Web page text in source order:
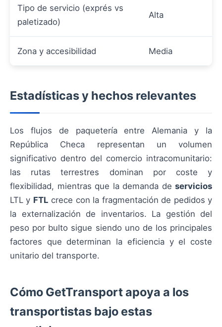
Tipo de servicio (exprés vs
paletizado)
Alta
Zona y accesibilidad Media
Estadísticas y hechos relevantes
Los flujos de paquetería entre Alemania y la
República Checa representan un volumen
significativo dentro del comercio intracomunitario:
las rutas terrestres dominan por coste y
flexibilidad, mientras que la demanda de servicios
LTL y FTL crece con la fragmentación de pedidos y
la externalización de inventarios. La gestión del
peso por bulto sigue siendo uno de los principales
factores que determinan la eficiencia y el coste
unitario del transporte.
Cómo GetTransport apoya a los
transportistas bajo estas